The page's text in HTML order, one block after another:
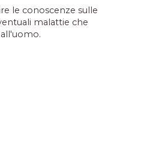
le conoscenze sulle
malattie che